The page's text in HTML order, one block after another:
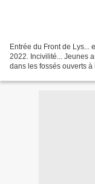
Entrée du Front de Lys...
2022. Incivilité... Jeunes
dans les fossés ouverts